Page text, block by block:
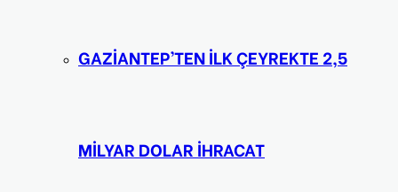
GAZİANTEP’TEN İLK ÇEYREKTE 2,5
MİLYAR DOLAR İHRACAT